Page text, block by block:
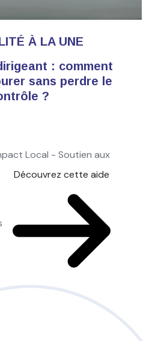
À LA UNE
: comment
sans perdre le
?
Local - Soutien aux
Découvrez cette aide